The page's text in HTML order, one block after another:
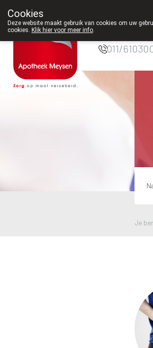
011/
Je
Cookies
Deze website maakt gebruik van cookies om uw
cookies. Klik hier voor meer info.